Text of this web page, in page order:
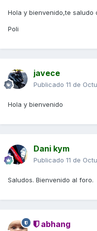
Hola y bienvenido,te saludo
Poli
javece
Publicado 11 de
Hola y bienvenido
Dani kym
Publicado 11 de
Saludos. Bienvenido al foro.
abhang